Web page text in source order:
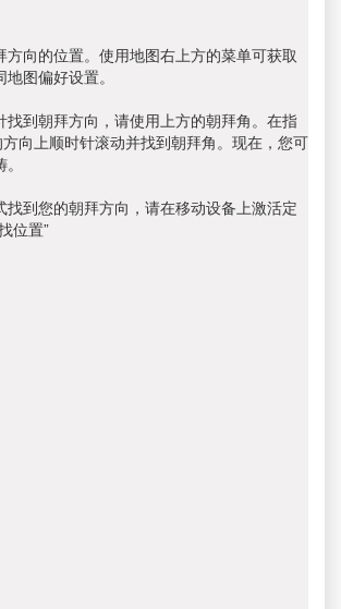
方向的位置。使用地图右上方的菜单可获取
图偏好设置。
找到朝拜方向，请使用上方的朝拜角。在指
向上顺时针滚动并找到朝拜角。现在，您可
找到您的朝拜方向，请在移动设备上激活定
位置”